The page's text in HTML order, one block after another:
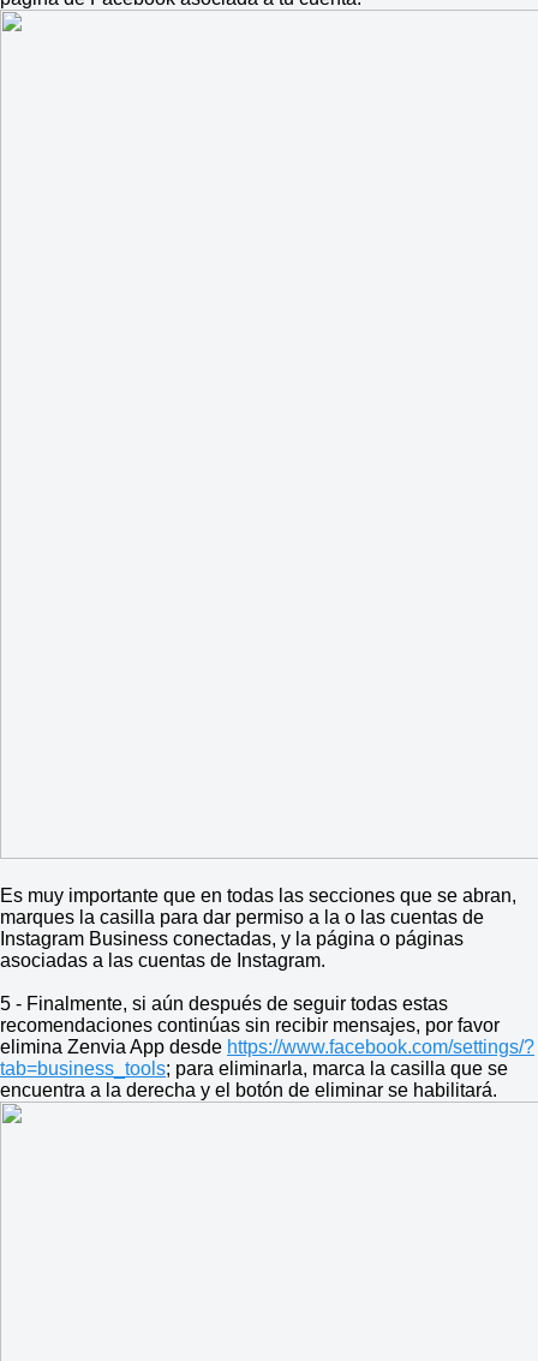
Es muy importante que en todas las secciones que se abran,
marques la casilla para dar permiso a la o las cuentas de
Instagram Business conectadas, y la página o páginas
asociadas a las cuentas de Instagram.
5 - Finalmente, si aún después de seguir todas estas
recomendaciones continúas sin recibir mensajes, por favor
elimina Zenvia App desde https://www.facebook.com/settings/?
tab=business_tools; para eliminarla, marca la casilla que se
encuentra a la derecha y el botón de eliminar se habilitará.